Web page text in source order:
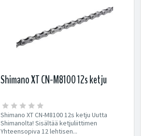
Shimano XT CN-M8100 12s ketju
Shimano XT CN-M8100 12s ketju Uutta
Shimanolta! Sisältää ketjuliittimen
Yhteensopiva 12 lehtisen...